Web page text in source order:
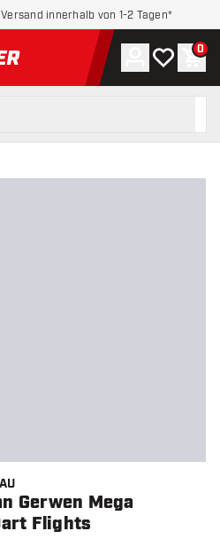
, Versand innerhalb von 1-2 Tagen*
Startseite
Konto
Meine 0
Gerwen Mega
Flights